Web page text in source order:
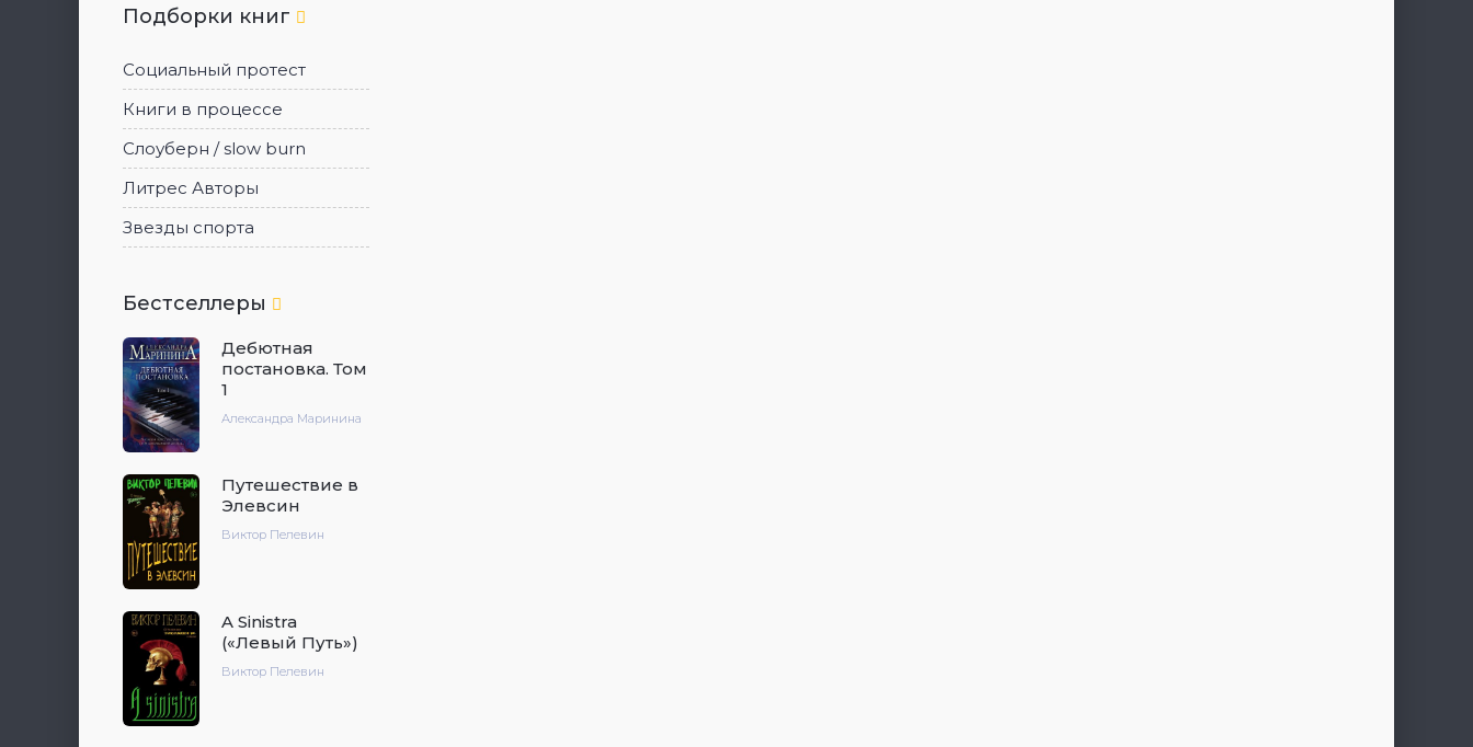
Подборки книг
Социальный протест
Книги в процессе
Слоуберн / slow burn
Литрес Авторы
Звезды спорта
Бестселлеры
Дебютная
постановка. Том
1
Александра Маринина
Путешествие в
Элевсин
Виктор Пелевин
A Sinistra
(«Левый Путь»)
Виктор Пелевин